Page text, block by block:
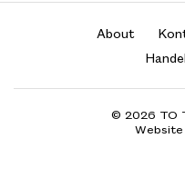
About
© 2026 TO
Website